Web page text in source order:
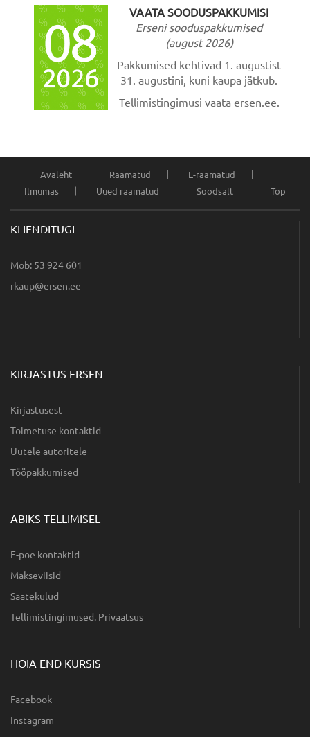
VAATA SOODUSPAKKUMISI
Erseni sooduspakkumised
(august 2026)
Pakkumised kehtivad 1. augustist
31. augustini, kuni kaupa jätkub.
Tellimistingimusi vaata ersen.ee.
Avaleht Raamatud
E-raamatud
Ilmumas
Uued raamatud Soodsalt Top
KLIENDITUGI
Mob: 53 924 601
ee.nesre@puakr
KIRJASTUS ERSEN
Kirjastusest
Toimetuse kontaktid
Uutele autoritele
Tööpakkumised
ABIKS TELLIMISEL
E-poe kontaktid
Makseviisid
Saatekulud
Tellimistingimused. Privaatsus
HOIA END KURSIS
Facebook
Instagram